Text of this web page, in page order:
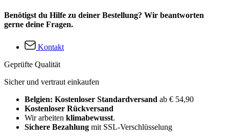
Benötigst du Hilfe zu deiner Bestellung? Wir beantworten
gerne deine Fragen.
Kontakt
Geprüfte Qualität
Sicher und vertraut einkaufen
Belgien: Kostenloser Standardversand ab € 54,90
Kostenloser Rückversand
Wir arbeiten klimabewusst.
Sichere Bezahlung mit SSL-Verschlüsselung